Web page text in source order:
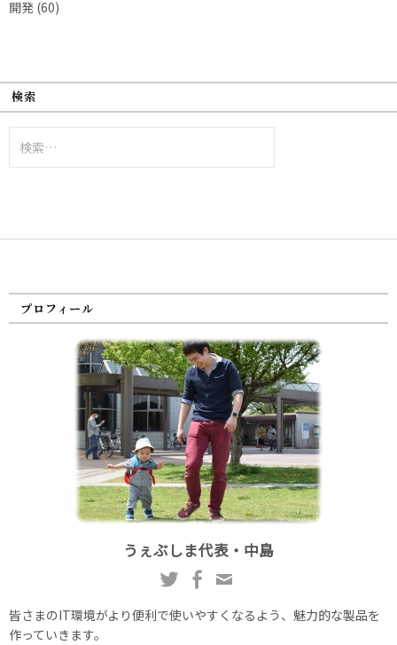
開発 (60)
検索
索:
プロフィール
うぇぶしま代表・中島
皆さまのIT環境がより便利で使いやすくなるよう、魅力的な製品を
作っていきます。